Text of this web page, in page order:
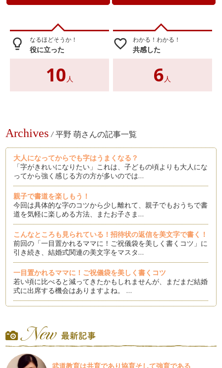
lightbulb_outline なるほどそうか！
役に立った
10 人
favorite_border わかる！わかる！
共感した
6人
Archives / 平野 萌さんの記事一覧
大人になってからでも字はうまくなる？
「字がきれいになりたい」これは、子どもの頃よりも大人にな
ってから強く感じる方の方が多いのでは…
親子で書道を楽しもう！
今回は具体的な字のコツから少し離れて、親子でもおうちで書
道を気軽に楽しめる方法、またお子さま…
こんなところも見られている！招待状の返信を美文字で書く！
前回の「一目置かれるママに！ご祝儀袋を美しく書くコツ」に
引き続き、結婚式関連の美文字をマスタ…
一目置かれるママに！ご祝儀袋を美しく書くコツ
若い頃に比べると減ってきたかもしれませんが、まだまだ結婚
式に出席する機会はありますよね。 …
し、実際家事に育児に仕事に…
〇〇を意識すると字のバランスが激変！
突然ですが、字を書くときにその字の「外形」を意識したこと
武道教育は共育であり協育そして強育である